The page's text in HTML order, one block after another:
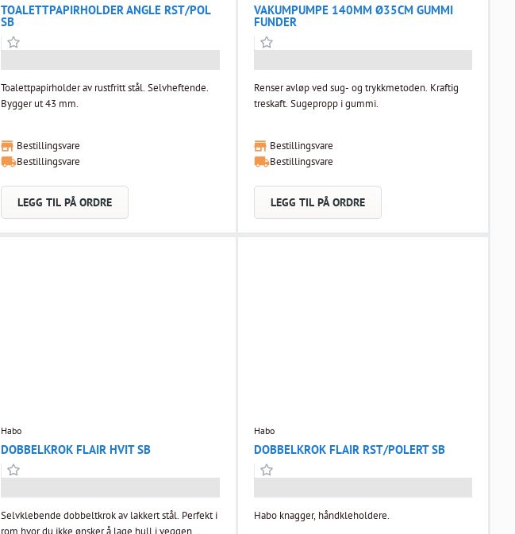
TOALETTPAPIRHOLDER ANGLE RST/POL
SB
Toalettpapirholder av rustfritt stål. Selvheftende.
Bygger ut 43 mm.
Bestillingsvare
Bestillingsvare
LEGG TIL PÅ ORDRE
VAKUMPUMPE 140MM Ø35CM GUMMI
FUNDER
Renser avløp ved sug- og trykkmetoden. Kraftig
treskaft. Sugepropp i gummi.
Bestillingsvare
Bestillingsvare
LEGG TIL PÅ ORDRE
Habo
DOBBELKROK FLAIR HVIT SB
Selvklebende dobbeltkrok av lakkert stål. Perfekt i
rom hvor du ikke ønsker å lage hull i veggen.
Habo
DOBBELKROK FLAIR RST/POLERT SB
Habo knagger, håndkleholdere.